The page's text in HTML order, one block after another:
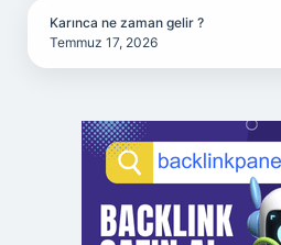
Karınca ne zaman gelir ?
Temmuz 17, 2026